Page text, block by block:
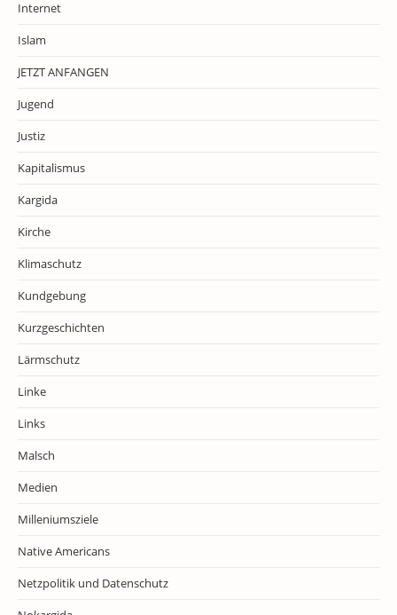
Internet
Islam
JETZT ANFANGEN
Jugend
Justiz
Kapitalismus
Kargida
Kirche
Klimaschutz
Kundgebung
Kurzgeschichten
Lärmschutz
Linke
Links
Malsch
Medien
Milleniumsziele
Native Americans
Netzpolitik und Datenschutz